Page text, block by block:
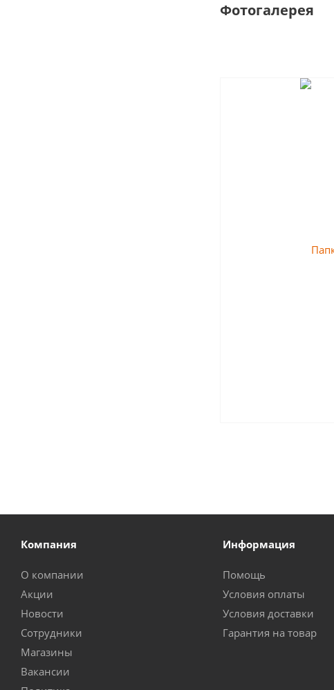
Фотогалерея
Компания
О компании
Акции
Новости
Сотрудники
Магазины
Вакансии
Информация
Помощь
Условия оплаты
Условия доставки
Гарантия на товар